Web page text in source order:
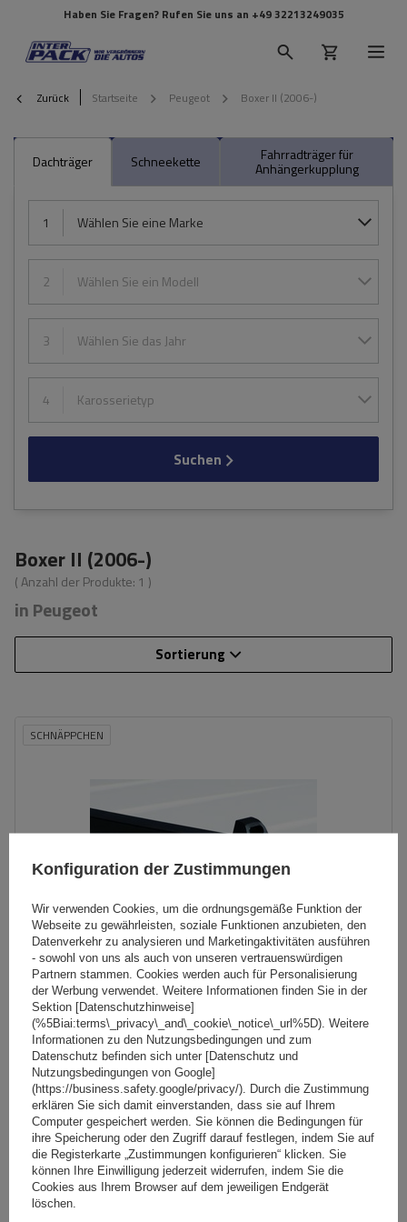
Haben Sie Fragen? Rufen Sie uns an +49 32213249035
Zurück Startseite Peugeot Boxer II (2006-)
Dachträger Schneekette Fahrradträger für
Anhängerkupplung
1 Wählen Sie eine Marke
2 Wählen Sie ein Modell
3 Wählen Sie das Jahr
4 Karosserietyp
Suchen
Boxer II (2006-)
( Anzahl der Produkte: 1 )
in Peugeot
Sortierung
SCHNÄPPCHEN
Atlantic G3 63.011 Dachträger für Lieferwagen - 1 Träger
67,99 €inkl. MwSt
Niedrigster Preis in 30 Tagen vor Rabatt:61,19 € +11%
Normaler Preis:599,00 €inkl. MwSt-89%
Große Menge verfügbar
Wir versenden schon am11. August
In den
Konfiguration der Zustimmungen
Wir verwenden Cookies, um die ordnungsgemäße Funktion der
Webseite zu gewährleisten, soziale Funktionen anzubieten, den
Datenverkehr zu analysieren und Marketingaktivitäten ausführen
- sowohl von uns als auch von unseren vertrauenswürdigen
Partnern stammen. Cookies werden auch für Personalisierung
der Werbung verwendet. Weitere Informationen finden Sie in der
Sektion [Datenschutzhinweise]
(%5Biai:terms\_privacy\_and\_cookie\_notice\_url%5D). Weitere
Informationen zu den Nutzungsbedingungen und zum
Datenschutz befinden sich unter [Datenschutz und
Nutzungsbedingungen von Google]
(https://business.safety.google/privacy/). Durch die Zustimmung
erklären Sie sich damit einverstanden, dass sie auf Ihrem
Computer gespeichert werden. Sie können die Bedingungen für
ihre Speicherung oder den Zugriff darauf festlegen, indem Sie auf
die Registerkarte „Zustimmungen konfigurieren“ klicken. Sie
können Ihre Einwilligung jederzeit widerrufen, indem Sie die
Cookies aus Ihrem Browser auf dem jeweiligen Endgerät
löschen.